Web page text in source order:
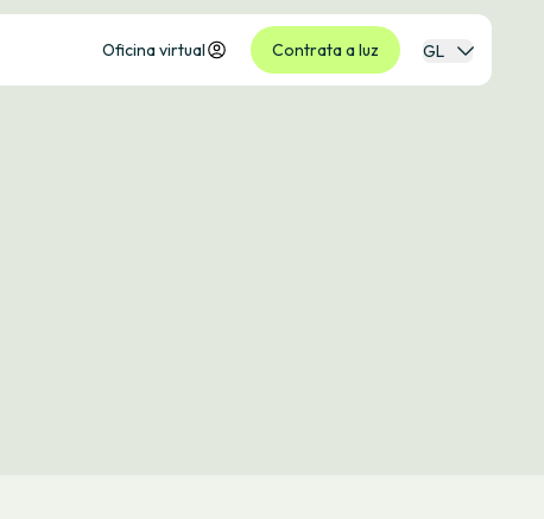
Oficina virtual Contrata a luz GL